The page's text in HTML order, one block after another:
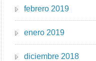
febrero 2019
enero 2019
diciembre 2018